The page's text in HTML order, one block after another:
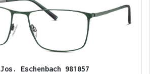
Jos. Eschenbach 981057